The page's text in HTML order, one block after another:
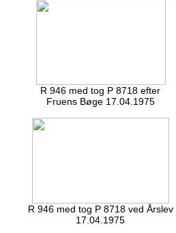
R 946 med tog P 8718 efter
Fruens Bøge 17.04.1975
R 946 med tog P 8718 ved Årslev
17.04.1975